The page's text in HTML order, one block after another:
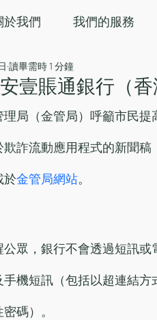
於我們 我們的服務
壹賬通銀行（
讀畢需時 1 分鐘
局（金管局）呼籲市民
欺詐流動應用程式的新聞
於金管局網站。
眾，銀行不會透過短訊
機短訊（包括以超連結
碼）。